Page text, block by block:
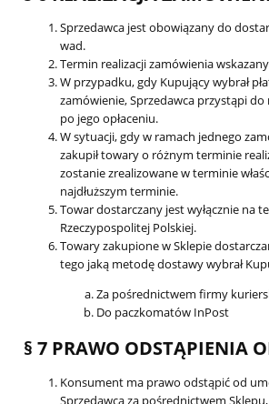
Sprzedawca jest obowiązany do
wad.
Termin realizacji zamówienia
W przypadku, gdy Kupujący wybrał
zamówienie, Sprzedawca przystąpi do
po jego opłaceniu.
W sytuacji, gdy w ramach jednego
zakupił towary o różnym terminie
zostanie zrealizowane w terminie
najdłuższym terminie.
Towar dostarczany jest wyłącznie na
Rzeczypospolitej Polskiej.
Towary zakupione w Sklepie
tego jaką metodę dostawy wybrał
Za pośrednictwem firmy
Do paczkomatów InPost
§ 7 PRAWO ODSTĄPIENIA
Konsument ma prawo odstąpić od
Sprzedawcą za pośrednictwem